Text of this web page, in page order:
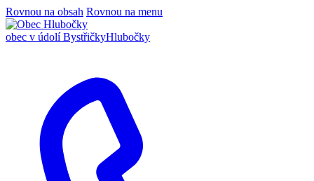
Rovnou na obsah Rovnou na menu
obec v údolí BystřičkyHlubočky